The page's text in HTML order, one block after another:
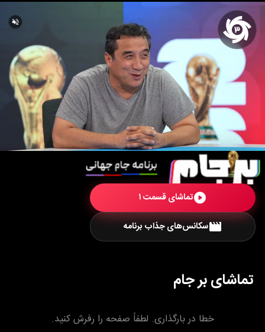
play_circleتماشای قسمت ۱
movieسکانس‌های جذاب برنامه
volume_off
تماشای بر جام
خطا در بارگذاری. لطفاً صفحه را رفرش کنید.